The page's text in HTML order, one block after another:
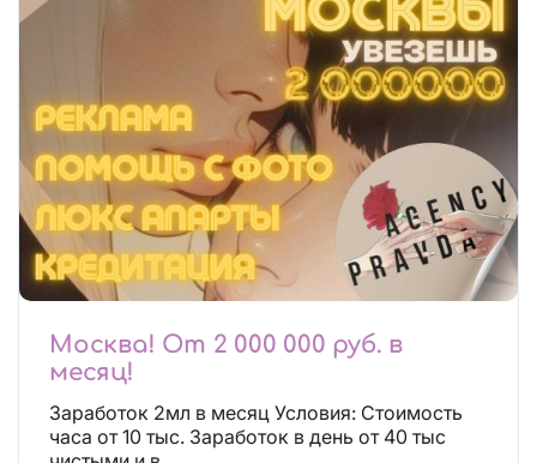
Москва! От 2 000 000 руб. в
месяц!
Заработок 2мл в месяц Условия: Стоимость
часа от 10 тыс. Заработок в день от 40 тыс